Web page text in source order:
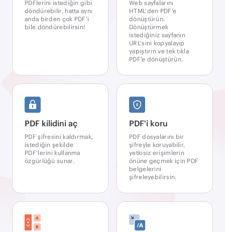
PDFlerini istediğin gibi
döndürebilir, hatta aynı
anda birden çok PDF'i
bile döndürebilirsin!
Web sayfalarını
HTML'den PDF'e
dönüştürün.
Dönüştürmek
istediğiniz sayfanın
URL'sini kopyalayıp
yapıştırın ve tek tıkla
PDF'e dönüştürün.
PDF kilidini aç
PDF şifresini kaldırmak,
istediğin şekilde
PDF'lerini kullanma
özgürlüğü sunar.
PDF'i koru
PDF dosyalarını bir
şifreyle koruyabilir,
yetkisiz erişimlerin
önüne geçmek için PDF
belgelerini
şifreleyebilirsin.